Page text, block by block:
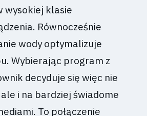
wysokiej klasie
Równocześnie
wody optymalizuje
Wybierając program z
decyduje się więc nie
i na bardziej świadome
To połączenie